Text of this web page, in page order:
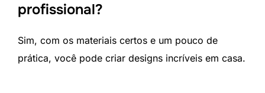
profissional?
Sim, com os materiais certos e um pouco de
prática, você pode criar designs incríveis em casa.